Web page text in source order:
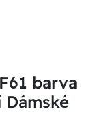
barva